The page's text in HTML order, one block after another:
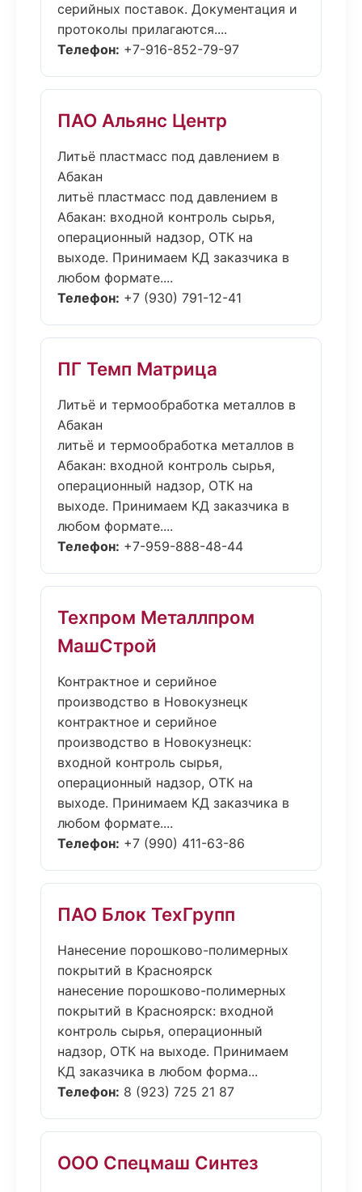
серийных поставок. Документация и
протоколы прилагаются....
Телефон: +7-916-852-79-97
ПАО Альянс Центр
Литьё пластмасс под давлением в
Абакан
литьё пластмасс под давлением в
Абакан: входной контроль сырья,
операционный надзор, ОТК на
выходе. Принимаем КД заказчика в
любом формате....
Телефон: +7 (930) 791-12-41
ПГ Темп Матрица
Литьё и термообработка металлов в
Абакан
литьё и термообработка металлов в
Абакан: входной контроль сырья,
операционный надзор, ОТК на
выходе. Принимаем КД заказчика в
любом формате....
Телефон: +7-959-888-48-44
Техпром Металлпром
МашСтрой
Контрактное и серийное
производство в Новокузнецк
контрактное и серийное
производство в Новокузнецк:
входной контроль сырья,
операционный надзор, ОТК на
выходе. Принимаем КД заказчика в
любом формате....
Телефон: +7 (990) 411-63-86
ПАО Блок ТехГрупп
Нанесение порошково-полимерных
покрытий в Красноярск
нанесение порошково-полимерных
покрытий в Красноярск: входной
контроль сырья, операционный
надзор, ОТК на выходе. Принимаем
КД заказчика в любом форма...
Телефон: 8 (923) 725 21 87
ООО Спецмаш Синтез